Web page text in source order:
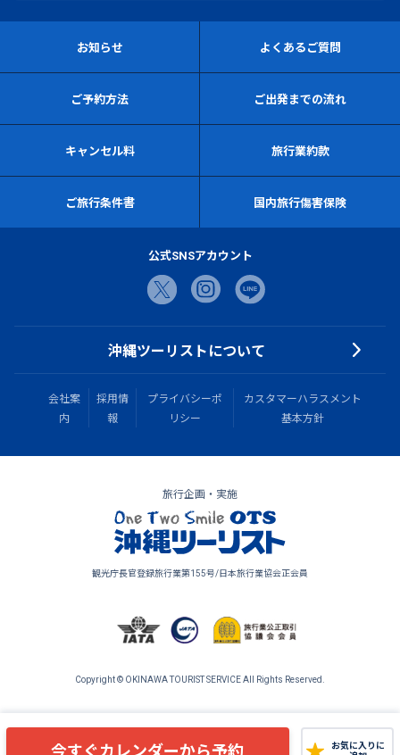
今すぐカレンダーから予約
お気に入りに
お知らせ よくあるご質問
ご予約方法 ご出発までの流れ
キャンセル料 旅行業約款
ご旅行条件書 国内旅行傷害保険
公式SNSアカウント
沖縄ツーリストについて
会社案
内
採用情
報
プライバシーポ
リシー
カスタマーハラスメント
基本方針
旅行企画・実施
観光庁長官登録旅行業第155号/日本旅行業協会正会員
Copyright © OKINAWA TOURIST SERVICE All Rights Reserved.